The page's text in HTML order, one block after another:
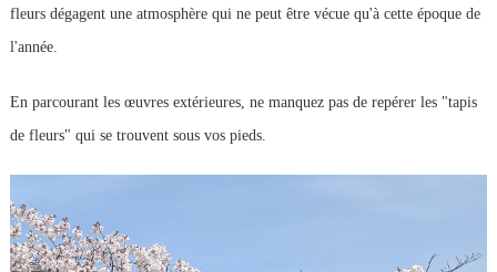
fleurs dégagent une atmosphère qui ne peut être vécue qu'à cette époque de
l'année.
En parcourant les œuvres extérieures, ne manquez pas de repérer les "tapis
de fleurs" qui se trouvent sous vos pieds.